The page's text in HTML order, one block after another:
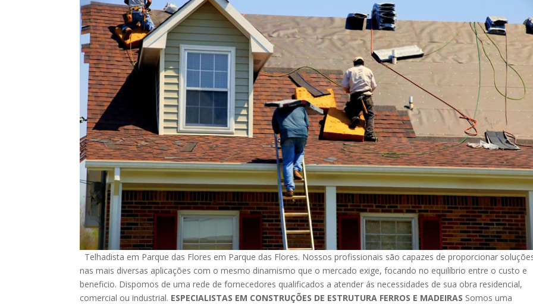
Telhadista em Parque das Flores em Parque das Flores. Nossos profissionais são capazes de proporcionar
nas mais diversas aplicações com o mesmo dinamismo que o mercado exige, focando no equilíbrio entre o custo e
beneficio. Dispomos de uma rede de fornecedores qualificados a atender ás necessidades de sua obra residencial,
comercial ou industrial. ESPECIALISTAS EM CONSTRUÇÕES DE ESTRUTURA FERROS E MADEIRAS Somos uma